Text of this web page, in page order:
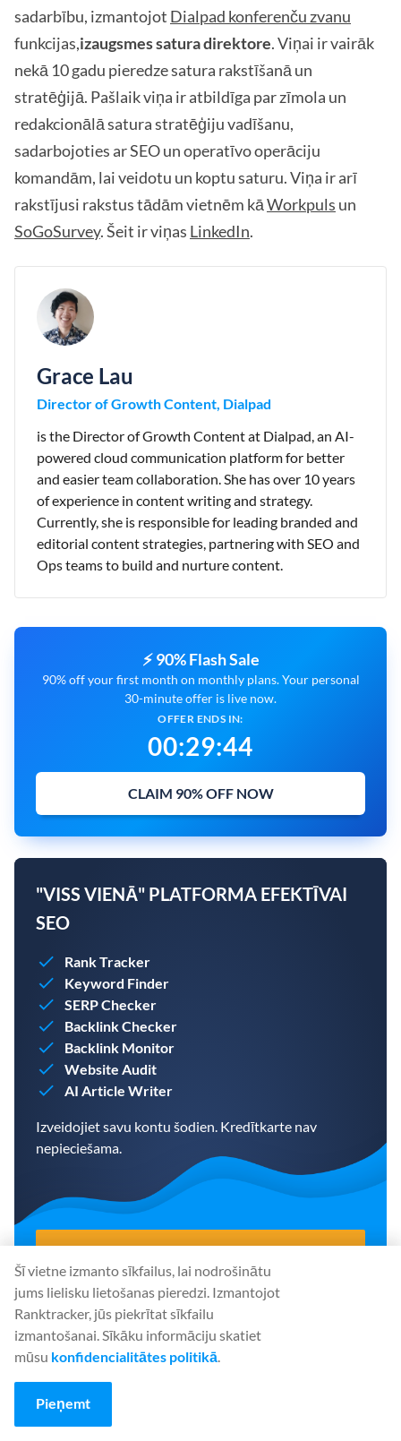
sadarbību, izmantojot Dialpad konferenču zvanu
funkcijas,izaugsmes satura direktore. Viņai ir vairāk
nekā 10 gadu pieredze satura rakstīšanā un
stratēģijā. Pašlaik viņa ir atbildīga par zīmola un
redakcionālā satura stratēģiju vadīšanu,
sadarbojoties ar SEO un operatīvo operāciju
komandām, lai veidotu un koptu saturu. Viņa ir arī
rakstījusi rakstus tādām vietnēm kāWorkpuls un
SoGoSurvey. Šeit ir viņas LinkedIn.
Grace Lau
Director of Growth Content, Dialpad
is the Director of Growth Content at Dialpad, an AI-
powered cloud communication platform for better
and easier team collaboration. She has over 10 years
of experience in content writing and strategy.
Currently, she is responsible for leading branded and
editorial content strategies, partnering with SEO and
Ops teams to build and nurture content.
⚡ 90% Flash Sale
90% off your first month on monthly plans. Your personal
30-minute offer is live now.
OFFER ENDS IN:
00:29:43
CLAIM 90% OFF NOW
"VISS VIENĀ" PLATFORMA EFEKTĪVAI
SEO
Rank Tracker
Keyword Finder
SERP Checker
Backlink Checker
Backlink Monitor
Website Audit
AI Article Writer
Izveidojiet savu kontu šodien. Kredītkarte nav
nepieciešama.
IZVEIDOT BEZMAKSAS KONTU
Dalīties:
Šī vietne izmanto sīkfailus, lai nodrošinātu
jums lielisku lietošanas pieredzi. Izmantojot
Ranktracker, jūs piekrītat sīkfailu
izmantošanai. Sīkāku informāciju skatiet
mūsu konfidencialitātes politikā.
Pieņemt